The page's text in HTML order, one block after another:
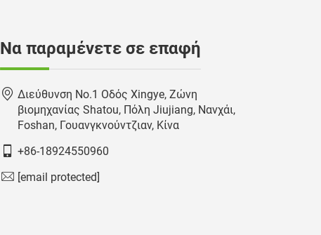
Να παραμένετε σε επαφή
Διεύθυνση No.1 Οδός Xingye, Ζώνη
βιομηχανίας Shatou, Πόλη Jiujiang, Νανχάι,
Foshan, Γουανγκνούντζιαν, Κίνα
+86-18924550960
[email protected]